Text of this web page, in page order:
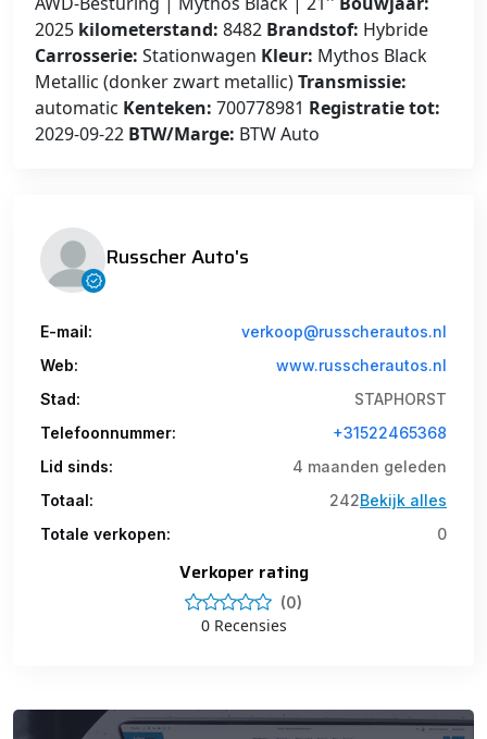
2025 kilometerstand: 8482 Brandstof: Hybride
Carrosserie: Stationwagen Kleur: Mythos Black
Metallic (donker zwart metallic)Transmissie:
automatic Kenteken: 700778981 Registratie tot:
2029-09-22 BTW/Marge: BTW Auto
Russcher Auto's
E-mail:
verkoop@russcherautos.nl
Web:
www.russcherautos.nl
Stad:
STAPHORST
Telefoonnummer:
+31522465368
Lid sinds:
4 maanden geleden
Totaal:
242Bekijk alles
Totale verkopen:
0
Verkoper rating
(0)
0 Recensies